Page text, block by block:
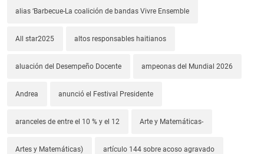
alias ‘Barbecue-La coalición de bandas Vivre Ensemble
All star2025 altos responsables haitianos
aluación del Desempeño Docente ampeonas del Mundial 2026
Andrea anunció el Festival Presidente
aranceles de entre el 10 % y el 12 Arte y Matemáticas-
Artes y Matemáticas) artículo 144 sobre acoso agravado